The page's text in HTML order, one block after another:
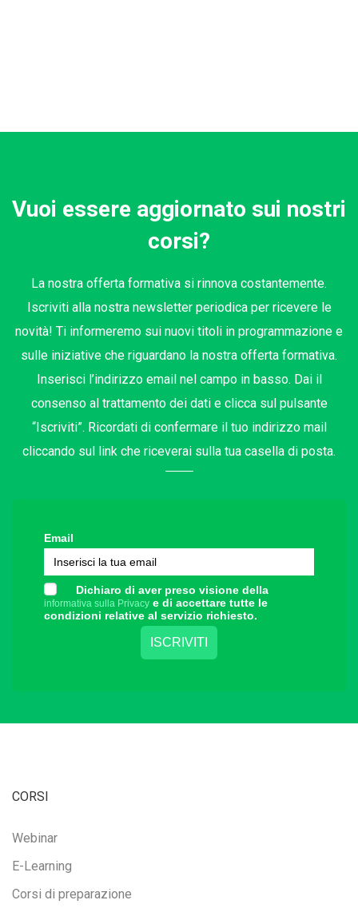
Vuoi essere aggiornato sui nostri
corsi?
La nostra offerta formativa si rinnova costantemente.
Iscriviti alla nostra newsletter periodica per ricevere le
novità! Ti informeremo sui nuovi titoli in programmazione e
sulle iniziative che riguardano la nostra offerta formativa.
Inserisci l’indirizzo email nel campo in basso. Dai il
consenso al trattamento dei dati e clicca sul pulsante
“Iscriviti”. Ricordati di confermare il tuo indirizzo mail
cliccando sul link che riceverai sulla tua casella di posta.
Email
Dichiaro di aver preso visione della
informativa sulla Privacy e di accettare tutte le
condizioni relative al servizio richiesto.
CORSI
Webinar
E-Learning
Corsi di preparazione